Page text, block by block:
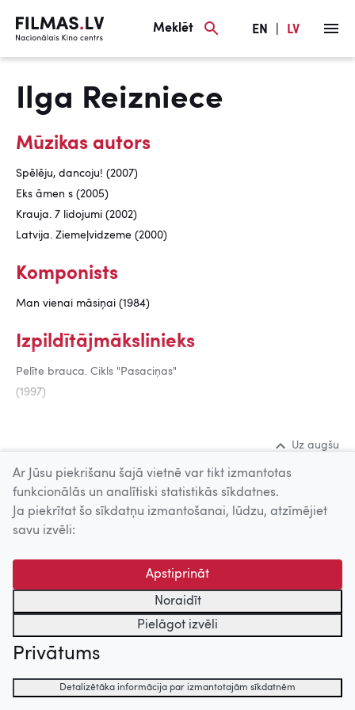
Meklēt EN LV
Ilga Reizniece
Mūzikas autors
Spēlēju, dancoju! (2007)
Eks āmen s (2005)
Krauja. 7 lidojumi (2002)
Latvija. Ziemeļvidzeme (2000)
Komponists
Man vienai māsiņai (1984)
Izpildītājmākslinieks
Pelīte brauca. Cikls "Pasaciņas"
(1997)
Uz augšu
© 2026 Nacionālais Kino centrs, Kultūras informācijas sistēmu
centrs. Sadarbības partneris: Latvijas Valsts
kinofotofonodokumentu arhīvs.
Ar Jūsu piekrišanu šajā vietnē var tikt izmantotas
funkcionālās un analītiski statistikās sīkdatnes.
Ja piekrītat šo sīkdatņu izmantošanai, lūdzu, atzīmējiet
savu izvēli:
Apstiprināt
Noraidīt
Pielāgot izvēli
Privātums
Detalizētāka informācija par izmantotajām sīkdatnēm